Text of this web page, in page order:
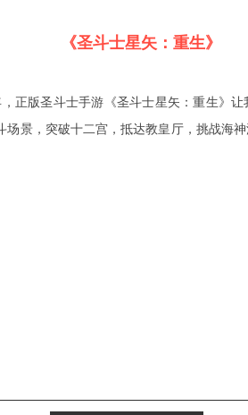
《圣斗士星矢：重生》
，正版圣斗士手游《圣斗士星矢：重生》
场景，突破十二宫，抵达教皇厅，挑战海